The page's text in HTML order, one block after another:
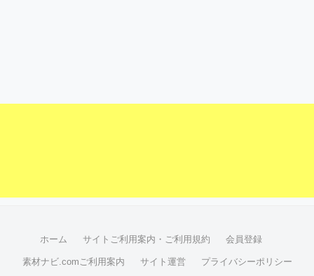
ホーム サイトご利用案内・ご利用規約 会員登録
素材ナビ.comご利用案内 サイト運営 プライバシーポリシー